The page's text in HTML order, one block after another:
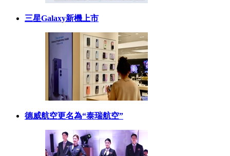
三星Galaxy新機上市
德威航空更名為“泰瑞航空”